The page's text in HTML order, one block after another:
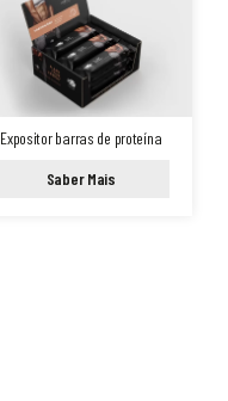
Expositor barras de proteína
Saber Mais